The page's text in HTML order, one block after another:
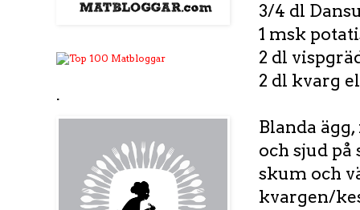
3/4 dl
1 msk
2 dl
2 dl kvarg
Blanda
och sjud
skum och
kvargen/
.